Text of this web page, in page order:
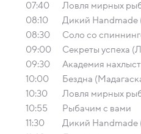
07:40
Ловля мирных
08:10
Дикий Handmade
08:30
Соло со
09:00
Секреты успеха
09:30
Академия
10:00
Бездна
10:30
Ловля мирных
10:55
Рыбачим с вами
11:30
Дикий Handmade